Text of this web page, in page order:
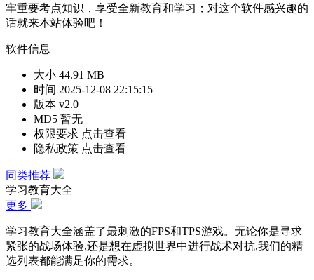
牢重要考点知识，享受全新教育和学习；对这个软件感兴趣的
话就来本站体验吧！
软件信息
大小 44.91 MB
时间 2025-12-08 22:15:15
版本 v2.0
MD5 暂无
权限要求 点击查看
隐私政策 点击查看
同类推荐
学习教育大全
更多
学习教育大全涵盖了最刺激的FPS和TPS游戏。无论你是寻求
紧张的战场体验,还是想在虚拟世界中进行战术对抗,我们的精
选列表都能满足你的需求。